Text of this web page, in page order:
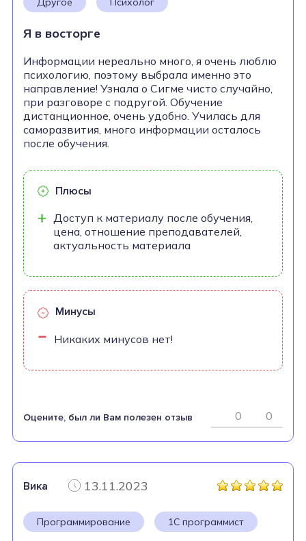
Я в восторге
Информации нереально много, я очень люблю
психологию, поэтому выбрала именно это
направление! Узнала о Сигме чисто случайно,
при разговоре с подругой. Обучение
дистанционное, очень удобно. Училась для
саморазвития, много информации осталось
после обучения.
Плюсы
Доступ к материалу после обучения,
цена, отношение преподавателей,
актуальность материала
Минусы
Никаких минусов нет!
Оцените, был ли Вам полезен отзыв 0 0
Вика 13.11.2023
Программирование 1С программист